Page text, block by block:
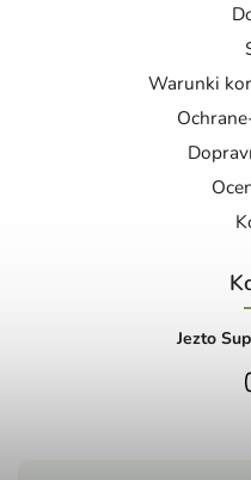
Warunki
Jezto